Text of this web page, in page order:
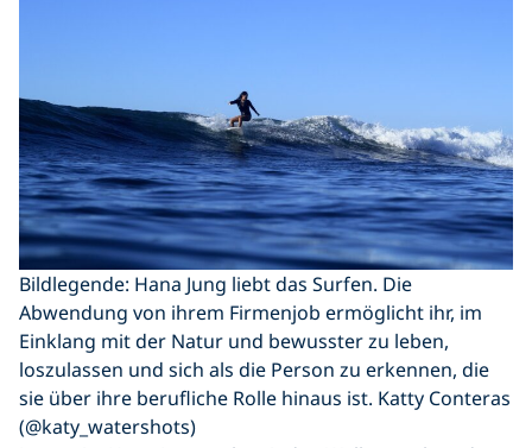
Bildlegende: Hana Jung liebt das Surfen. Die
Abwendung von ihrem Firmenjob ermöglicht ihr, im
Einklang mit der Natur und bewusster zu leben,
loszulassen und sich als die Person zu erkennen, die
sie über ihre berufliche Rolle hinaus ist. Katty Conteras
(@katy_watershots)